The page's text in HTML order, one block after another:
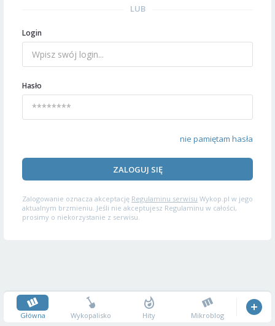
LUB
Login
Hasło
nie pamiętam hasła
ZALOGUJ SIĘ
Zalogowanie oznacza akceptację Regulaminu serwisu Wykop.pl w jego
aktualnym brzmieniu. Jeśli nie akceptujesz Regulaminu w całości,
prosimy o niekorzystanie z serwisu.
Główna Wykopalisko Hity Mikroblog